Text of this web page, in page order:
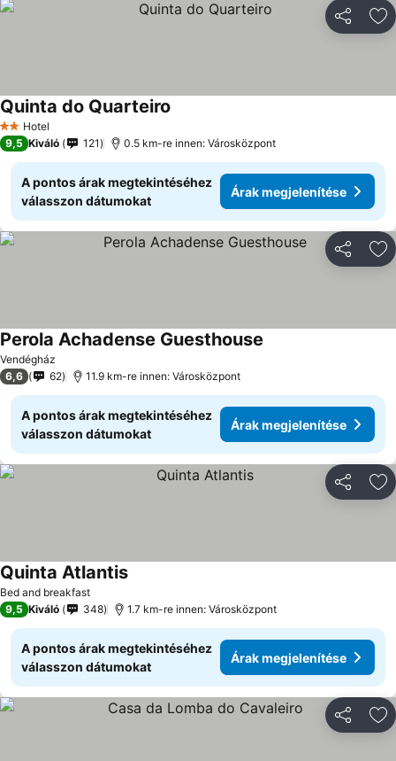
2 Kategória
Hotel
Quinta do Quarteiro
9,5 Kiváló 121 0.5 km-re innen: Városközpont
A pontos árak megtekintéséhez
válasszon dátumokat
Árak megjelenítése
Vendégház
Perola Achadense Guesthouse
6,6 62 11.9 km-re innen: Városközpont
A pontos árak megtekintéséhez
válasszon dátumokat
Árak megjelenítése
Bed and breakfast
Quinta Atlantis
9,5 Kiváló 348 1.7 km-re innen: Városközpont
A pontos árak megtekintéséhez
válasszon dátumokat
Árak megjelenítése